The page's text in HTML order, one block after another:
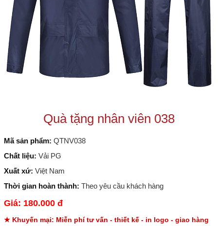
Quà tặng nhân viên 038
Mã sản phẩm: QTNV038
Chất liệu: Vải PG
Xuất xứ: Việt Nam
Thời gian hoàn thành: Theo yêu cầu khách hàng
Giá: 180.000 đ
★ Khuyến mại: Miễn phí tư vấn - thiết kế - in logo - giao hàng